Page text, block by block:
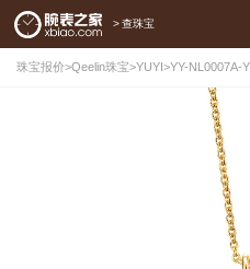
> 查珠宝
珠宝报价>Qeelin珠宝>YUYI>YY-NL0007A-